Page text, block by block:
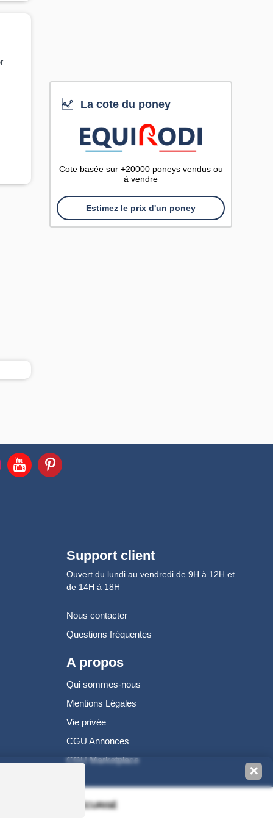
La cote du poney
Cote basée sur +20000 poneys vendus ou
à vendre
Estimez le prix d'un poney
Support client
Ouvert du lundi au vendredi de 9H à 12H et
de 14H à 18H
Nous contacter
Questions fréquentes
A propos
Qui sommes-nous
Mentions Légales
Vie privée
CGU Annonces
CGU Marketplace
100% PAIEMENT SÉCURISÉ
✕